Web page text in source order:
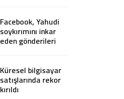
Facebook, Yahudi
soykırımını inkar
eden gönderileri
Küresel bilgisayar
satışlarında rekor
kırıldı